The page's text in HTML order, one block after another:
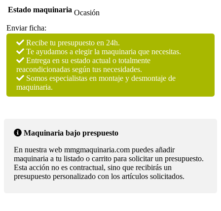
Estado maquinaria Ocasión
Enviar ficha:
Recibe tu presupuesto en 24h.
Te ayudamos a elegir la maquinaria que necesitas.
Entrega en su estado actual o totalmente
reacondicionadas según tus necesidades.
Somos especialistas en montaje y desmontaje de
maquinaria.
Maquinaria bajo prespuesto
En nuestra web mmgmaquinaria.com puedes añadir
maquinaria a tu listado o carrito para solicitar un presupuesto.
Esta acción no es contractual, sino que recibirás un
presupuesto personalizado con los artículos solicitados.